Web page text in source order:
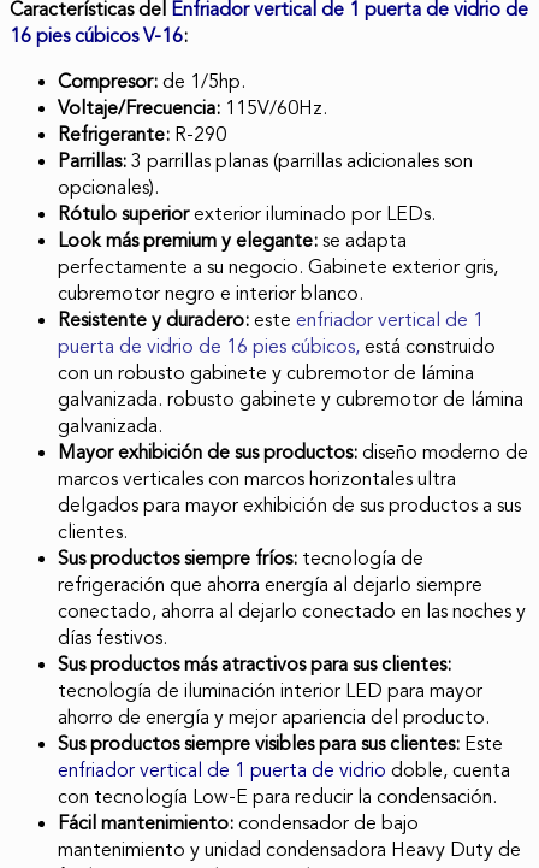
Características del Enfriador vertical de 1 puerta de vidrio de
16 pies cúbicos V-16:
Compresor:de 1/5hp.
Voltaje/Frecuencia: 115V/60Hz.
Refrigerante: R-290
Parrillas:3 parrillas planas (parrillas adicionales son
opcionales).
Rótulo superiorexterior iluminado por LEDs.
Look más premium y elegante:se adapta
perfectamente a su negocio. Gabinete exterior gris,
cubremotor negro e interior blanco.
Resistente y duradero:este enfriador vertical de 1
puerta de vidrio de 16 pies cúbicos,está construido
con un robusto gabinete y cubremotor de lámina
galvanizada. robusto gabinete y cubremotor de lámina
galvanizada.
Mayor exhibición de sus productos:diseño moderno de
marcos verticales con marcos horizontales ultra
delgados para mayorexhibición de sus productos a sus
clientes.
Sus productos siempre fríos: tecnología de
refrigeración que ahorra energía al dejarlo siempre
conectado, ahorra al dejarlo conectado en las noches y
días festivos.
Sus productos más atractivos para sus clientes:
tecnología de iluminación interior LED para mayor
ahorro de energía y mejor apariencia del producto.
Sus productos siempre visibles para sus clientes: Este
enfriador vertical de 1 puerta de vidrio doble, cuenta
con tecnología Low-E para reducir la condensación.
Fácil mantenimiento:condensador de bajo
mantenimiento y unidad condensadora Heavy Duty de